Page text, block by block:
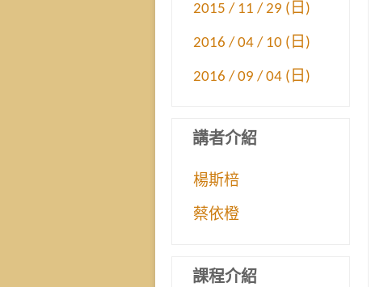
2015 / 11 / 29 (日)
2016 / 04 / 10 (日)
2016 / 09 / 04 (日)
講者介紹
楊斯棓
蔡依橙
課程介紹